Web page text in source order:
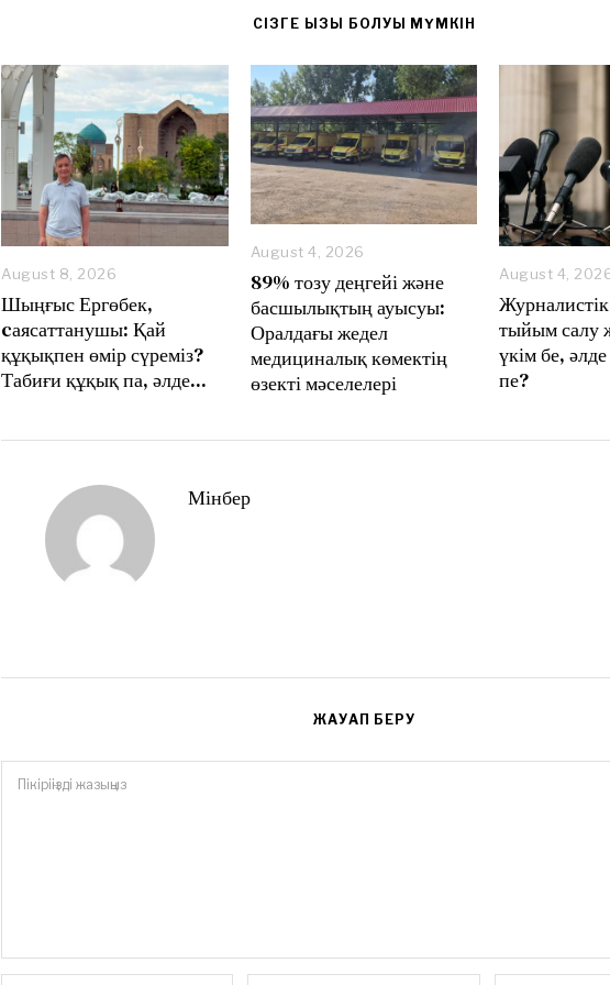
CІЗГЕ ҚЫЗЫҚ БОЛУЫ МҮМКІН
August 8, 2026
g
u
s
8
6
Шыңғыс Ергөбек,
cаясаттанушы: Қай
құқықпен өмір сүреміз?
Табиғи құқық па, әлде…
August 4, 2026
89% тозу деңгейі және
басшылықтың ауысуы:
Оралдағы жедел
медициналық көмектің
өзекті мәселелері
August 4,
тыйым салу
үкім бе,
пе?
Мінбер
ЖАУАП БЕРУ